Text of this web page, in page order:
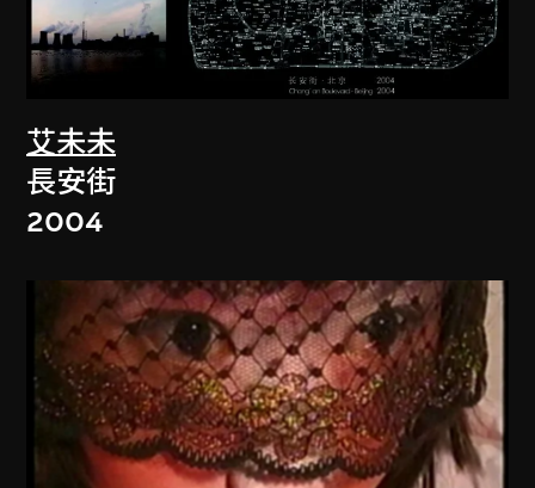
艾未未
長安街
2004